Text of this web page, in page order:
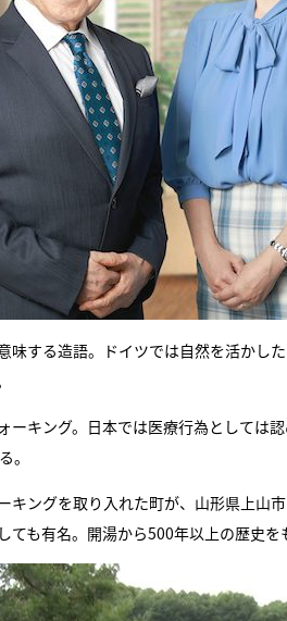
味する造語。ドイツでは自然を活かし
ーキング。日本では医療行為としては
。
キングを取り入れた町が、山形県上山
も有名。開湯から500年以上の歴史を